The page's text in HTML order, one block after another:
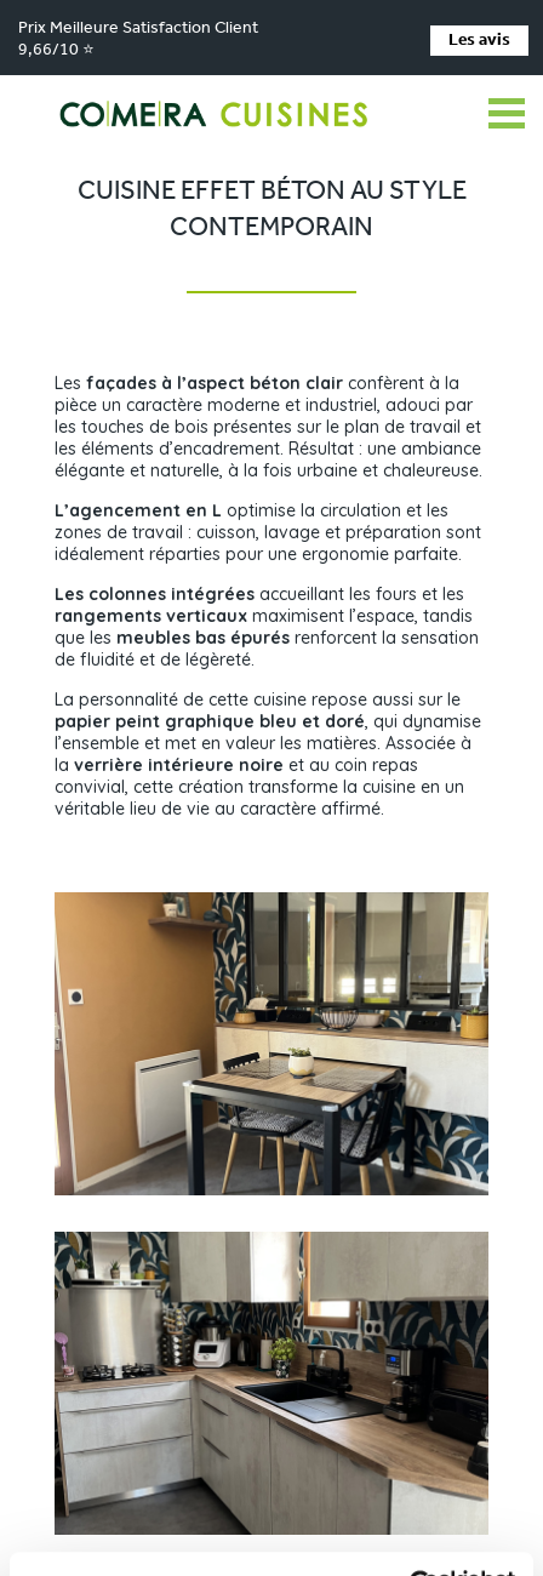
Prix Meilleure Satisfaction Client
9,66/10 ⭐
Les avis
Comera Cuisines > Nos magasins de cuisine > Cuisiniste Carquefou
Réalisations > Cuisine effet béton au style contemporain
CUISINE EFFET BÉTON AU STYLE
CONTEMPORAIN
Les façades à l’aspect béton clair confèrent à la
pièce un caractère moderne et industriel, adouci par
les touches de bois présentes sur le plan de travail et
les éléments d’encadrement. Résultat : une ambiance
élégante et naturelle, à la fois urbaine et chaleureuse.
L’agencement en L optimise la circulation et les
zones de travail : cuisson, lavage et préparation sont
idéalement réparties pour une ergonomie parfaite.
Les colonnes intégrées accueillant les fours et les
rangements verticaux maximisent l’espace, tandis
que les meubles bas épurés renforcent la sensation
de fluidité et de légèreté.
La personnalité de cette cuisine repose aussi sur le
papier peint graphique bleu et doré, qui dynamise
l’ensemble et met en valeur les matières. Associée à
la verrière intérieure noire et au coin repas
convivial, cette création transforme la cuisine en un
véritable lieu de vie au caractère affirmé.